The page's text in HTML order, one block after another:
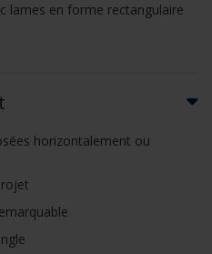
lames en forme rectangulaire
horizontalement ou